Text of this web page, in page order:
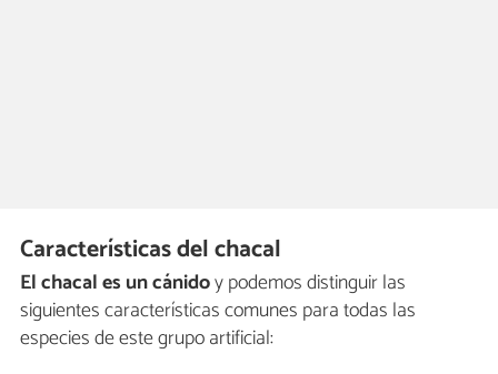
Características del chacal
El chacal es un cánidoy podemos distinguir las
siguientes características comunes para todas las
especies de este grupo artificial: